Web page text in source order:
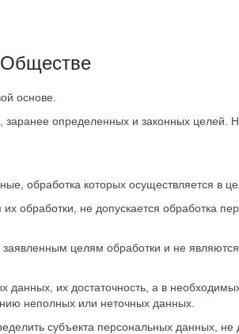
основе.
определенных и законных целей.
которых осуществляется в
не допускается обработка
целям обработки и не
их достаточность, а в
неполных или неточных данных.
субъекта персональных данных, не